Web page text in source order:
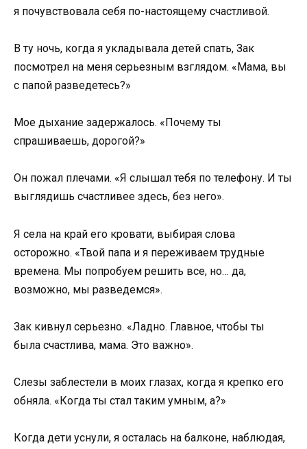
я почувствовала себя по-настоящему счастливой.
В ту ночь, когда я укладывала детей спать, Зак
посмотрел на меня серьезным взглядом. «Мама, вы
с папой разведетесь?»
Мое дыхание задержалось. «Почему ты
спрашиваешь, дорогой?»
Он пожал плечами. «Я слышал тебя по телефону. И ты
выглядишь счастливее здесь, без него».
Я села на край его кровати, выбирая слова
осторожно. «Твой папа и я переживаем трудные
времена. Мы попробуем решить все, но… да,
возможно, мы разведемся».
Зак кивнул серьезно. «Ладно. Главное, чтобы ты
была счастлива, мама. Это важно».
Слезы заблестели в моих глазах, когда я крепко его
обняла. «Когда ты стал таким умным, а?»
Когда дети уснули, я осталась на балконе, наблюдая,